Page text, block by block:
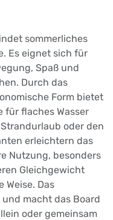
sommerliches
Es eignet sich für
Spaß und
Durch das
Form bietet
für flaches Wasser
oder den
erleichtern das
Nutzung, besonders
Gleichgewicht
Weise. Das
macht das Board
oder gemeinsam